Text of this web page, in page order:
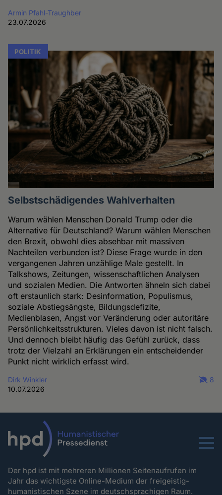
Armin Pfahl-Traughber
23.07.2026
POLITIK
Selbstschädigendes Wahlverhalten
Warum wählen Menschen Donald Trump oder die
Alternative für Deutschland? Warum wählen Menschen
den Brexit, obwohl dies absehbar mit massiven
Nachteilen verbunden ist? Diese Frage wurde in den
vergangenen Jahren unzählige Male gestellt. In
Talkshows, Zeitungen, wissenschaftlichen Analysen
und sozialen Medien. Die Antworten ähneln sich dabei
oft erstaunlich stark: Desinformation, Populismus,
soziale Abstiegsängste, Bildungsdefizite,
Medienblasen, Angst vor Veränderung oder autoritäre
Persönlichkeitsstrukturen. Vieles davon ist nicht falsch.
Und dennoch bleibt häufig das Gefühl zurück, dass
trotz der Vielzahl an Erklärungen ein entscheidender
Punkt nicht wirklich erfasst wird.
Dirk Winkler
10.07.2026
8
Menu
Der hpd ist mit mehreren Millionen Seitenaufrufen im
Jahr das wichtigste Online-Medium der freigeistig-
humanistischen Szene im deutschsprachigen Raum.